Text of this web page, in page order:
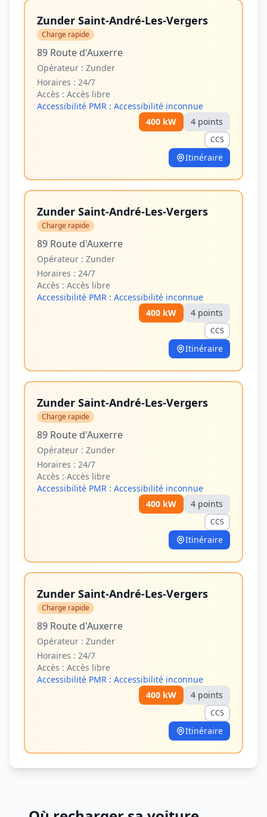
Zunder Saint-André-Les-Vergers
Charge rapide
89 Route d'Auxerre
Opérateur : Zunder
Horaires : 24/7
Accès : Accès libre
Accessibilité PMR : Accessibilité inconnue
400 kW 4 points
CCS
Itinéraire
Zunder Saint-André-Les-Vergers
Charge rapide
89 Route d'Auxerre
Opérateur : Zunder
Horaires : 24/7
Accès : Accès libre
Accessibilité PMR : Accessibilité inconnue
400 kW 4 points
CCS
Itinéraire
Zunder Saint-André-Les-Vergers
Charge rapide
89 Route d'Auxerre
Opérateur : Zunder
Horaires : 24/7
Accès : Accès libre
Accessibilité PMR : Accessibilité inconnue
400 kW 4 points
CCS
Itinéraire
Zunder Saint-André-Les-Vergers
Charge rapide
89 Route d'Auxerre
Opérateur : Zunder
Horaires : 24/7
Accès : Accès libre
Accessibilité PMR : Accessibilité inconnue
400 kW 4 points
CCS
Itinéraire